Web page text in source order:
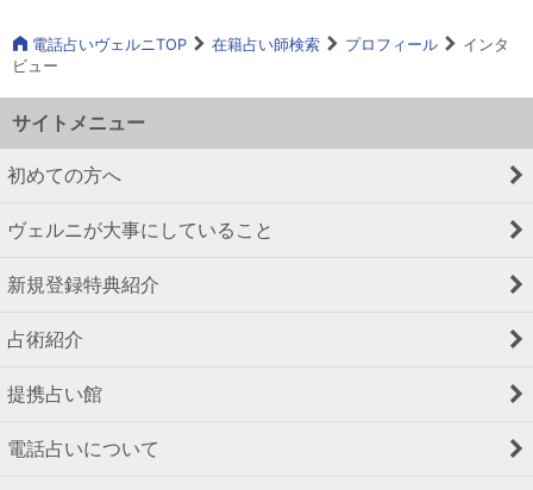
電話占いヴェルニTOP 在籍占い師検索 プロフィール
インタ
ビュー
サイトメニュー
初めての方へ
ヴェルニが大事にしていること
新規登録特典紹介
占術紹介
提携占い館
電話占いについて